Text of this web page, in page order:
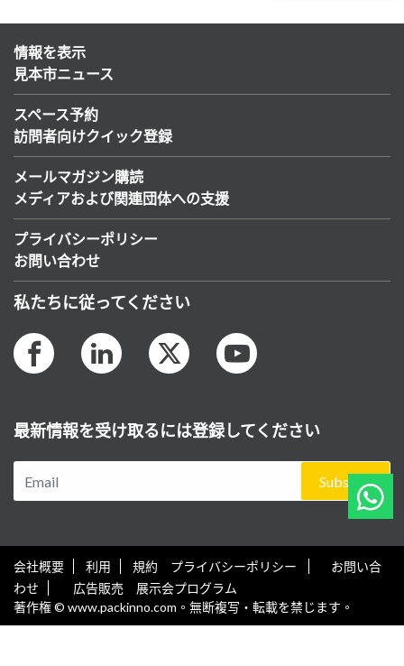
情報を表示
見本市ニュース
スペース予約
訪問者向けクイック登録
メールマガジン購読
メディアおよび関連団体への支援
プライバシーポリシー
お問い合わせ
私たちに従ってください
最新情報を受け取るには登録してください
Subscribe
会社概要 利用 規約 プライバシーポリシー
お問い合
わせ
広告販売 展示会プログラム
著作権 © www.packinno.com。無断複写・転載を禁じます。